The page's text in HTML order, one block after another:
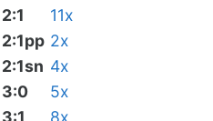
2:1
11x
2:1pp 2x
2:1sn 4x
3:0
5x
3:1
8x